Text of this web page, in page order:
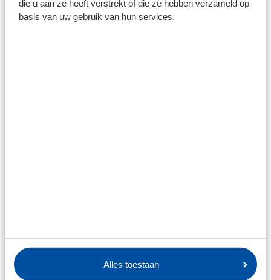
die u aan ze heeft verstrekt of die ze hebben verzameld op
basis van uw gebruik van hun services.
Alles toestaan